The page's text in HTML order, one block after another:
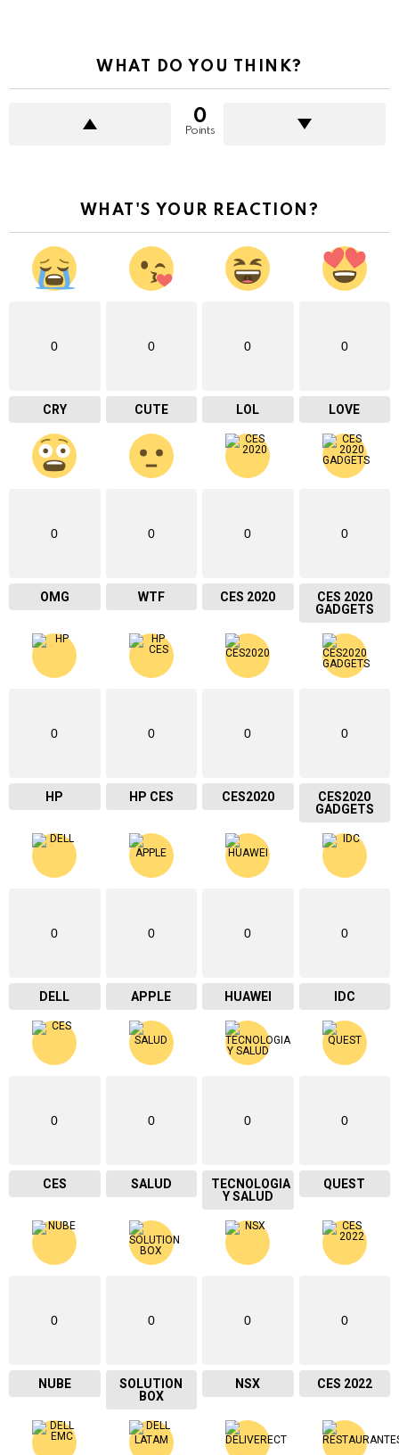
WHAT DO YOU THINK?
0
Points
WHAT'S YOUR REACTION?
0
CRY
0
CUTE
0
LOL
0
LOVE
0
OMG
0
WTF
0
CES 2020
0
CES 2020
GADGETS
0
HP
0
HP CES
0
CES2020
0
CES2020
GADGETS
0
DELL
0
APPLE
0
HUAWEI
0
IDC
0
CES
0
SALUD
0
TECNOLOGIA
Y SALUD
0
QUEST
0
NUBE
0
SOLUTION
BOX
0
NSX
0
CES 2022